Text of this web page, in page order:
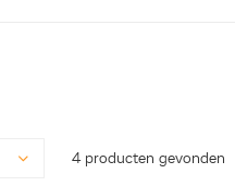
4 producten gevonden